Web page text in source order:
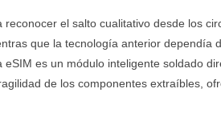
reconocer el salto cualitativo desde los
que la tecnología anterior dependía
es un módulo inteligente soldado
de los componentes extraíbles,